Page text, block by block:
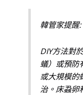
韓管家提醒:
DIY方法對
蟻）或預防
或大規模的
治。床蝨卵